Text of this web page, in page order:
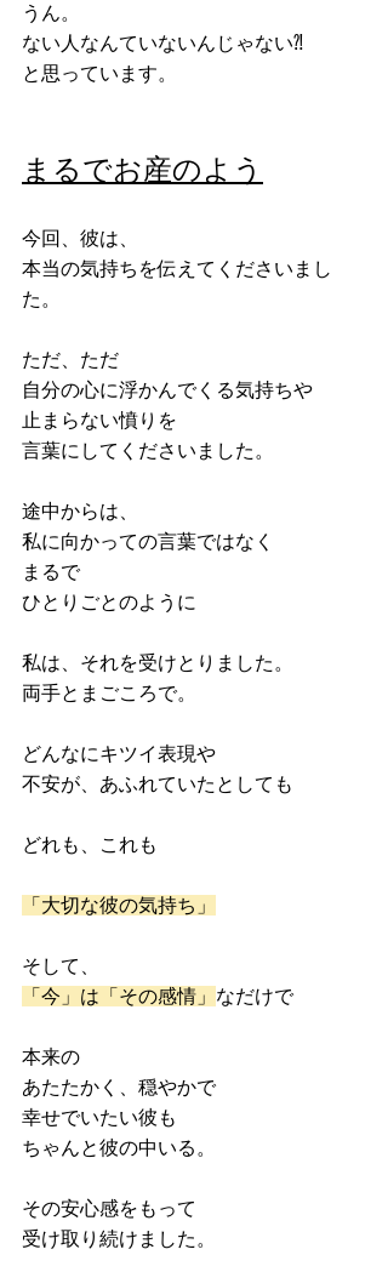
うん。
ない人なんていないんじゃない⁈
と思っています。
まるでお産のよう
今回、彼は、
本当の気持ちを伝えてくださいまし
た。
ただ、ただ
自分の心に浮かんでくる気持ちや
止まらない憤りを
言葉にしてくださいました。
途中からは、
私に向かっての言葉ではなく
まるで
ひとりごとのように
私は、それを受けとりました。
両手とまごころで。
どんなにキツイ表現や
不安が、あふれていたとしても
どれも、これも
「大切な彼の気持ち」
そして、
「今」は「その感情」 なだけで
本来の
あたたかく、穏やかで
幸せでいたい彼も
ちゃんと彼の中いる。
その安心感をもって
受け取り続けました。